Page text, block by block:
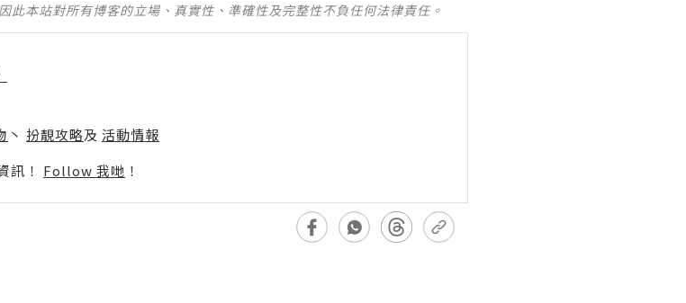
此本站對所有博客的立場、真實性、準確性及完整性不負任何法律責任。
丶 扮靚攻略及 活動情報
訊！ Follow 我哋 ！